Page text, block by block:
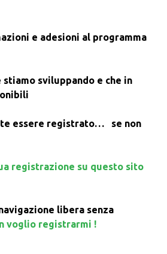
e adesioni al programma
sviluppando e che in
essere registrato… se non
registrazione su questo sito
libera senza
voglio registrarmi !